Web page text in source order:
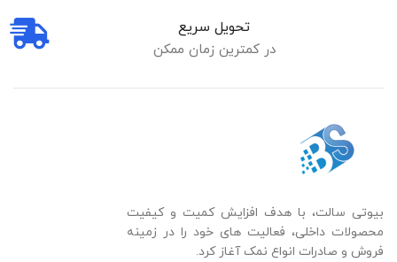
تحویل سریع
در کمترین زمان ممکن
بیوتی سالت، با هدف افزایش کمیت و کیفیت
محصولات داخلی، فعالیت های خود را در زمینه
فروش و صادرات انواع نمک آغاز کرد.